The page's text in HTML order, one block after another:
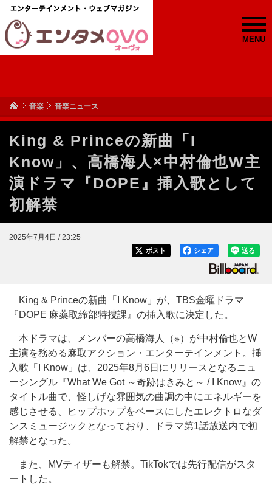
MENU
音楽 音楽ニュース
King & Princeの新曲「I
Know」、高橋海人×中村倫也W主
演ドラマ『DOPE』挿入歌として
初解禁
2025年7月4日 / 23:25
送る
シェア
ポスト
King & Princeの新曲「I Know」が、TBS金曜ドラマ
『DOPE 麻薬取締部特捜課』の挿入歌に決定した。
本ドラマは、メンバーの高橋海人（※）が中村倫也とW
主演を務める麻取アクション・エンターテインメント。挿
入歌「I Know」は、2025年8月6日にリリースとなるニュ
ーシングル『What We Got ～奇跡はきみと～ / I Know』の
タイトル曲で、怪しげな雰囲気の曲調の中にエネルギーを
感じさせる、ヒップホップをベースにしたエレクトロなダ
ンスミュージックとなっており、ドラマ第1話放送内で初
解禁となった。
また、MVティザーも解禁。TikTokでは先行配信がスタ
ートした。